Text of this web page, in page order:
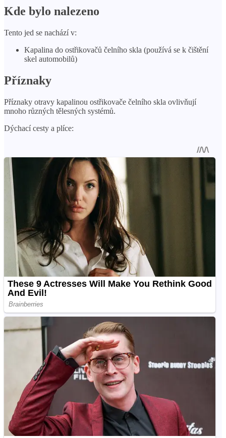
Kde bylo nalezeno
Tento jed se nachází v:
Kapalina do ostřikovačů čelního skla (používá se k čištění
skel automobilů)
Příznaky
Příznaky otravy kapalinou ostřikovače čelního skla ovlivňují
mnoho různých tělesných systémů.
Dýchací cesty a plíce: